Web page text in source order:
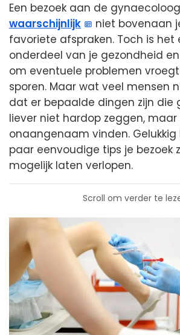
Een bezoek aan de
waarschijnlijk
niet bovenaan
favoriete afspraken. Toch is het
onderdeel van je gezondheid
om eventuele problemen
sporen. Maar wat veel mensen
dat er bepaalde dingen zijn die
liever niet hardop zeggen, maar
onaangenaam vinden.
paar eenvoudige tips je bezoek
mogelijk laten verlopen.
Scroll om verder te